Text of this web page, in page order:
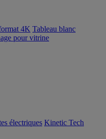
4K Tableau blanc
pour vitrine
électriques Kinetic Tech